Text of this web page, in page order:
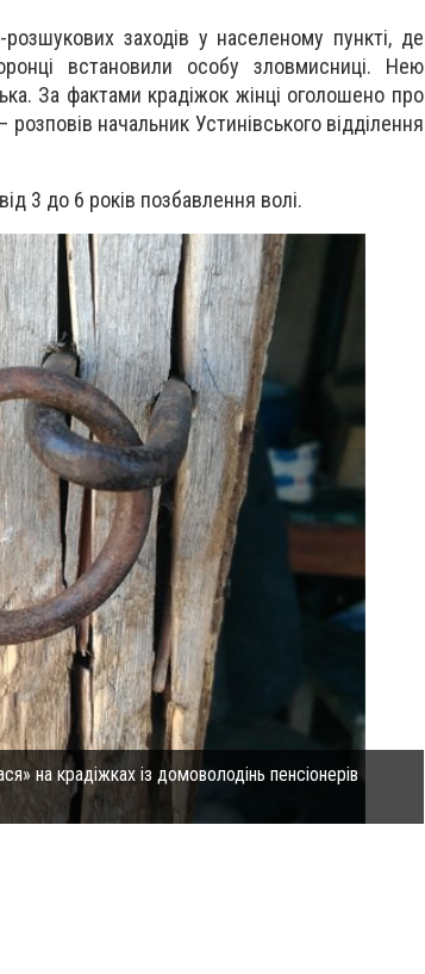
заходів у населеному пункті, де
встановили особу зловмисниці. Нею
За фактами крадіжок жінці оголошено про
начальник Устинівського відділення
3 до 6 років позбавлення волі.
на крадіжках із домоволодінь пенсіонерів